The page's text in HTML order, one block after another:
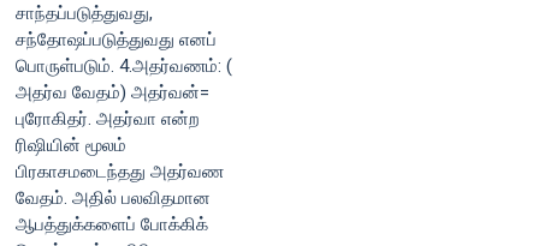
சாந்தப்படுத்துவது,
சந்தோஷப்படுத்துவது எனப்
பொருள்படும். 4.அதர்வணம்: (
அதர்வ வேதம்) அதர்வன்=
புரோகிதர். அதர்வா என்ற
ரிஷியின் மூலம்
பிரகாசமடைந்தது அதர்வண
வேதம். அதில் பலவிதமான
ஆபத்துக்களைப் போக்கிக்